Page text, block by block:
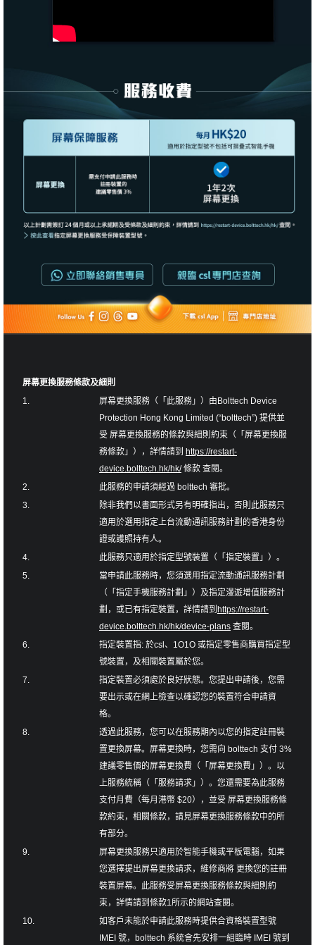
屏幕更換服務條款及細則
1.
屏幕更換服務（「此服務」）由Bolttech Device
Protection Hong Kong Limited (“bolttech”) 提供並
受 屏幕更換服務的條款與細則約束（「屏幕更換服
務條款」），詳情請到 https://restart-
device.bolttech.hk/hk/條款 查閱。
2.
此服務的申請須經過 bolttech 審批。
3.
除非我們以書面形式另有明確指出，否則此服務只
適用於選用指定上台流動通訊服務計劃的香港身份
證或護照持有人。
4.
此服務只適用於指定型號裝置（「指定裝置」）。
5.
當申請此服務時，您須選用指定流動通訊服務計劃
（「指定手機服務計劃」）及指定漫遊增值服務計
劃，或已有指定裝置，詳情請到 https://restart-
device.bolttech.hk/hk/device-plans 查閱。
6.
指定裝置指: 於csl、1O1O 或指定零售商購買指定型
號裝置，及相關裝置屬於您。
7.
指定裝置必須處於良好狀態。您提出申請後，您需
要出示或在網上檢查以確認您的裝置符合申請資
格。
8.
透過此服務，您可以在服務期內以您的指定註冊裝
置更換屏幕。屏幕更換時，您需向 bolttech 支付 3%
建議零售價的屏幕更換費（「屏幕更換費」）。以
上服務統稱（「服務請求」）。您還需要為此服務
支付月費（每月港幣 $20），並受 屏幕更換服務條
款約束，相關條款，請見屏幕更換服務條款中的所
有部分。
9.
屏幕更換服務只適用於智能手機或平板電腦，如果
您選擇提出屏幕更換請求，維修商將 更換您的註冊
裝置屏幕。此服務受屏幕更換服務條款與細則約
束，詳情請到條款1所示的網站查閱。
10.
如客戶未能於申請此服務時提供合資格裝置型號
IMEI 號，bolttech 系統會先安排一組臨時 IMEI 號到